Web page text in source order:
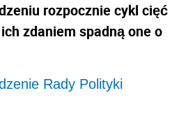
rozpocznie cykl cięć
zdaniem spadną one o
Rady Polityki